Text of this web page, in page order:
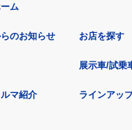
ム
のお知らせ
マ紹介
お店を探す
展示車/試乗
ラインアッ